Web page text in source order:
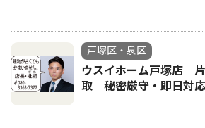
戸塚区・泉区
ウスイホーム戸塚店
取 秘密厳守・即日対応